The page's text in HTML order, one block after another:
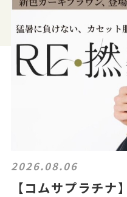
2026.08.06
【コムサプラチナ